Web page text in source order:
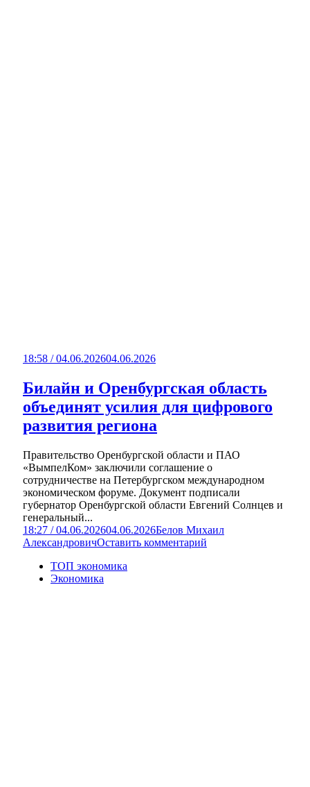
18:58 / 04.06.202604.06.2026
Билайн и Оренбургская область
объединят усилия для цифрового
развития региона
Правительство Оренбургской области и ПАО
«ВымпелКом» заключили соглашение о
сотрудничестве на Петербургском международном
экономическом форуме. Документ подписали
губернатор Оренбургской области Евгений Солнцев и
генеральный...
18:27 / 04.06.202604.06.2026Белов Михаил
АлександровичОставить комментарий
ТОП экономика
Экономика